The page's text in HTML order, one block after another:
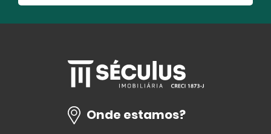
Onde estamos?